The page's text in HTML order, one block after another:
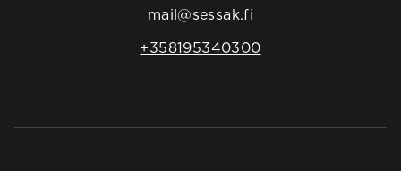
mail@sessak.fi
+358195340300